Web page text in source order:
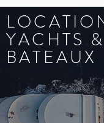
YACHTS &
BATEAUX